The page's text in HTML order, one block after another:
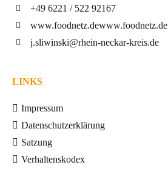
+49 6221 / 522 92167
www.foodnetz.dewww.foodnetz.de
j.sliwinski@rhein-neckar-kreis.de
LINKS
Impressum
Datenschutzerklärung
Satzung
Verhaltenskodex